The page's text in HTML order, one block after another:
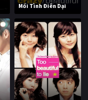
Mối Tình Điên Dại